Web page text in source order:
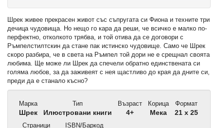
Шрек живее прекрасен живот със съпругата си Фиона и техните три
дечица чудовища. Но нещо го кара да реши, че всичко е малко по-
перфектно, отколкото трябва, и той отива да се договори с
Ръмпелстилтскин да стане пак истинско чудовище. Само че Шрек
скоро разбира, че в света на Ръмпел той дори не е срещнал своята
любима. Ще може ли Шрек да спечели обратно единствената си
голяма любов, за да заживеят с нея щастливо до края да дните си,
преди да е станало късно?
Марка
Шрек
Тип
Илюстровани книги
Възраст
4+
Корица
Мека
Формат
21 x 25
Страници
ISBN/Баркод